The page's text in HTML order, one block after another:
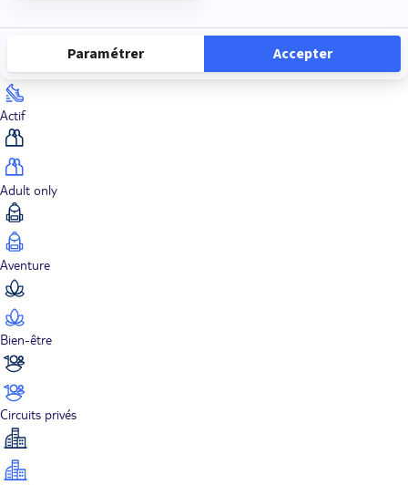
Océan Indien
Actif
Adult only
Aventure
Bien-être
Circuits privés